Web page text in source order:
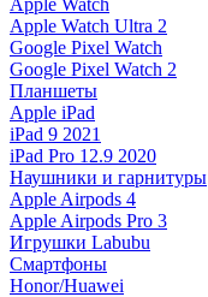
Apple Watch
Apple Watch Ultra 2
Google Pixel Watch
Google Pixel Watch 2
Планшеты
Apple iPad
iPad 9 2021
iPad Pro 12.9 2020
Наушники и гарнитуры
Apple Airpods 4
Apple Airpods Pro 3
Игрушки Labubu
Смартфоны
Honor/Huawei